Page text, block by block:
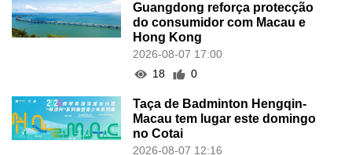
Guangdong reforça protecção
do consumidor com Macau e
Hong Kong
2026-08-07 17:00
18
0
Taça de Badminton Hengqin-
Macau tem lugar este domingo
no Cotai
2026-08-07 12:16